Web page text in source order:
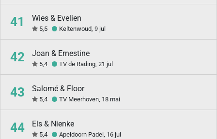
41 Wies & Evelien
5,5 Keltenwoud, 9 jul
42 Joan & Ernestine
5,4 TV de Rading, 21 jul
43 Salomé & Floor
5,4 TV Meerhoven, 18 mai
44 Els & Nienke
5,4 Apeldoorn Padel, 16 jul